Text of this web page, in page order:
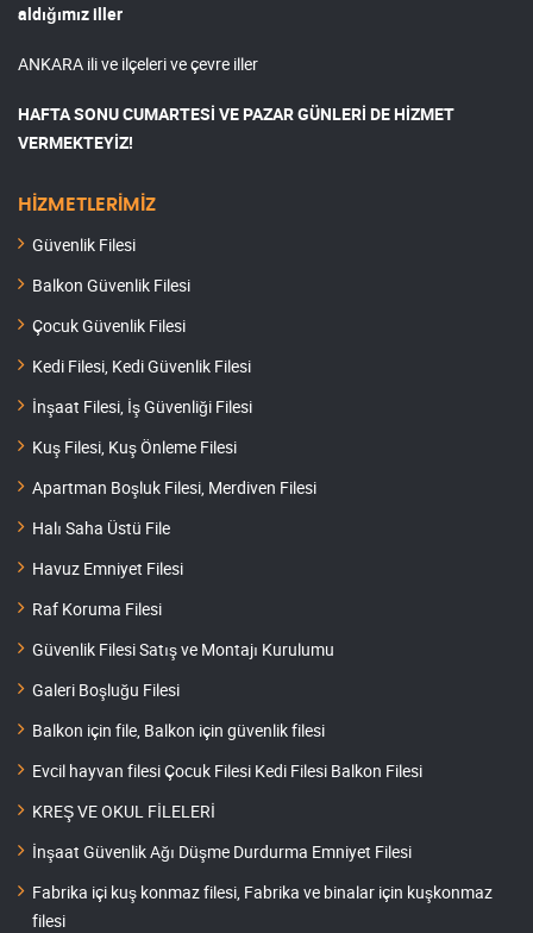
aldığımız iller
ANKARA ili ve ilçeleri ve çevre iller
HAFTA SONU CUMARTESİ VE PAZAR GÜNLERİ DE HİZMET
VERMEKTEYİZ!
HİZMETLERİMİZ
Güvenlik Filesi
Balkon Güvenlik Filesi
Çocuk Güvenlik Filesi
Kedi Filesi, Kedi Güvenlik Filesi
İnşaat Filesi, İş Güvenliği Filesi
Kuş Filesi, Kuş Önleme Filesi
Apartman Boşluk Filesi, Merdiven Filesi
Halı Saha Üstü File
Havuz Emniyet Filesi
Raf Koruma Filesi
Güvenlik Filesi Satış ve Montajı Kurulumu
Galeri Boşluğu Filesi
Balkon için file, Balkon için güvenlik filesi
Evcil hayvan filesi Çocuk Filesi Kedi Filesi Balkon Filesi
KREŞ VE OKUL FİLELERİ
İnşaat Güvenlik Ağı Düşme Durdurma Emniyet Filesi
Fabrika içi kuş konmaz filesi, Fabrika ve binalar için kuşkonmaz
filesi